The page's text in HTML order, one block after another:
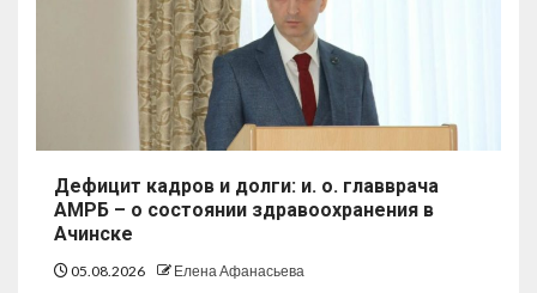
Дефицит кадров и долги: и. о. главврача
АМРБ – о состоянии здравоохранения в
Ачинске
05.08.2026 Елена Афанасьева